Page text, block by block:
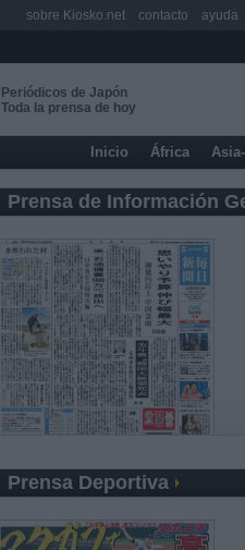
Periódicos de Japón
Toda la prensa de hoy
Inicio África
Prensa de Información
Prensa Deportiva
sobre Kiosko.net contacto ayuda